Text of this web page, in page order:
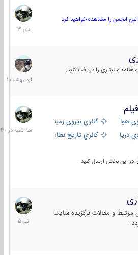
انجمن را مشاهده خواهید کرد
22
دی
1403
میلیتاری را دریافت کنید.
30
1401
هوايي
گالري نيروي زميني
گالري تاریخ نظامی
این بخش ارسال کنید.
سه
شنبه
در
و مقالات برگزیده سایت
16
تیر
1405